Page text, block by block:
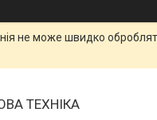
не може швидко
ТЕХНІКА